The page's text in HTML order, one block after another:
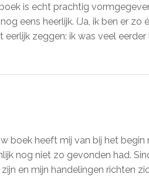
is echt prachtig
eens heerlijk. (Ja, ik ben er
zeggen: ik was veel
boek heeft mij van bij het
nog niet zo gevonden had.
en mijn handelingen richten